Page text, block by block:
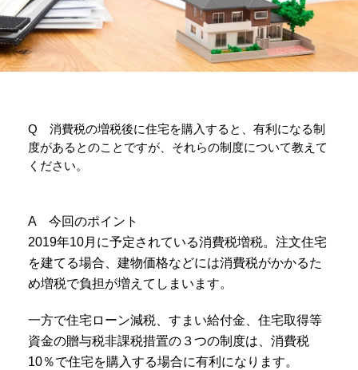
Q 消費税の増税後に住宅を購入すると、有利になる制
度があるとのことですが、それらの制度について教えて
ください。
A 今回のポイント
2019年10月に予定されている消費税増税。注文住宅
を建てる場合、建物価格などには消費税がかかるた
め増税で負担が増えてしまいます。
一方で住宅ローン減税、すまい給付金、住宅取得等
資金の贈与税非課税措置の３つの制度は、消費税
10％で住宅を購入する場合に有利になります。